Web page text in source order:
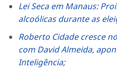
Lei Seca em Manaus:
alcoólicas durante as
Roberto Cidade cresce
com David Almeida,
Inteligência;